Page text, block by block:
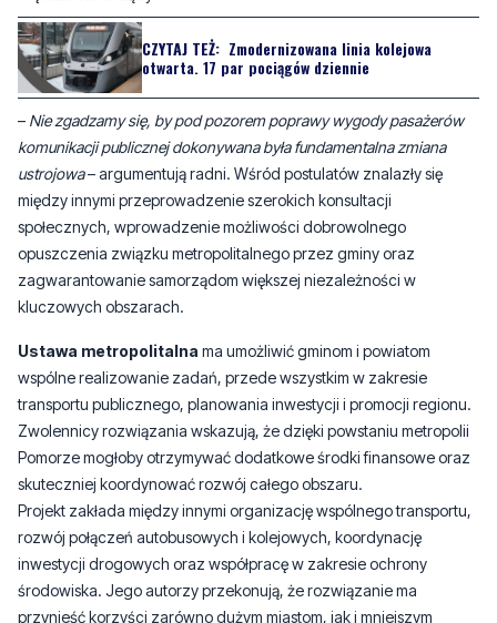
–Nie zgadzamy się, by pod pozorem poprawy wygody pasażerów
komunikacji publicznej dokonywana była fundamentalna zmiana
ustrojowa– argumentują radni. Wśród postulatów znalazły się
między innymi przeprowadzenie szerokich konsultacji
społecznych, wprowadzenie możliwości dobrowolnego
opuszczenia związku metropolitalnego przez gminy oraz
zagwarantowanie samorządom większej niezależności w
kluczowych obszarach.
Ustawa metropolitalna
ma umożliwić gminom i powiatom
wspólne realizowanie zadań, przede wszystkim w zakresie
Zwolennicy rozwiązania wskazują, że dzięki powstaniu metropolii
Pomorze mogłoby otrzymywać dodatkowe środki finansowe oraz
skuteczniej koordynować rozwój całego obszaru.
Projekt zakłada między innymi organizację wspólnego transportu,
rozwój połączeń autobusowych i kolejowych, koordynację
inwestycji drogowych oraz współpracę w zakresie ochrony
środowiska. Jego autorzy przekonują, że rozwiązanie ma
przynieść korzyści zarówno dużym miastom, jak i mniejszym
miejscowościom, poprawiając dostęp mieszkańców do
komunikacji, usług i miejsc pracy.